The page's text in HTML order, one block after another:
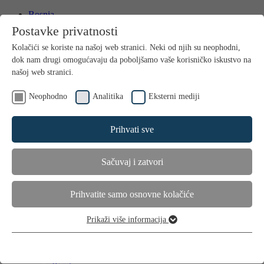
Bosnia
International
Kontakt
Media
Proizvodi
Njega kose
Savjeti i trikovi
Suha i oštećena kosa
Postavke privatnosti
Kolačići se koriste na našoj web stranici. Neki od njih su neophodni,
dok nam drugi omogućavaju da poboljšamo vaše korisničko iskustvo na
našoj web stranici.
Neophodno Analitika Eksterni mediji
Prihvati sve
Sačuvaj i zatvori
Prihvatite samo osnovne kolačiće
Prikaži više informacija